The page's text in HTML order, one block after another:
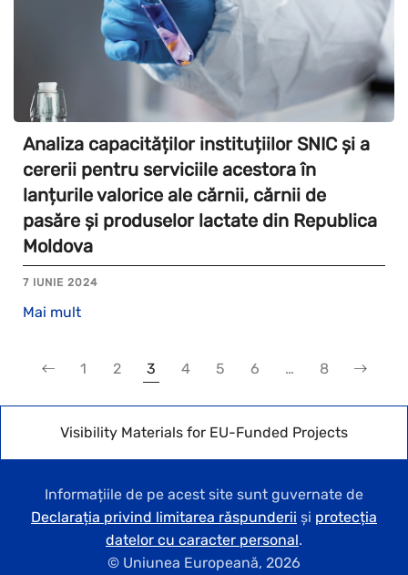
Analiza capacităților instituțiilor SNIC și a
cererii pentru serviciile acestora în
lanțurile valorice ale cărnii, cărnii de
pasăre și produselor lactate din Republica
Moldova
7 IUNIE 2024
Mai mult
1 2 3 4 5 6 … 8
Visibility Materials for EU-Funded Projects
Informațiile de pe acest site sunt guvernate de
Declarația privind limitarea răspunderii și protecția
datelor cu caracter personal.
© Uniunea Europeană, 2026